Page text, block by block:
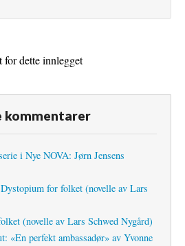
for dette innlegget
kommentarer
i Nye NOVA: Jørn Jensens
Dystopium for folket (novelle av Lars
(novelle av Lars Schwed Nygård)
«En perfekt ambassadør» av Yvonne